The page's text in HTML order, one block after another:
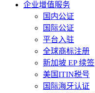
企业增值服务
国内公证
国际公证
平台入驻
全球商标注册
新加坡 EP 续签
美国ITIN税号
国际海牙认证